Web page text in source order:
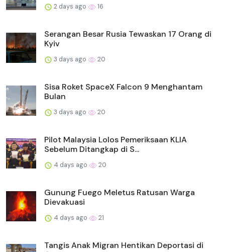
2 days ago 16
Serangan Besar Rusia Tewaskan 17 Orang di
Kyiv
3 days ago 20
Sisa Roket SpaceX Falcon 9 Menghantam
Bulan
3 days ago 20
Pilot Malaysia Lolos Pemeriksaan KLIA
Sebelum Ditangkap di S...
4 days ago 20
Gunung Fuego Meletus Ratusan Warga
Dievakuasi
4 days ago 21
Tangis Anak Migran Hentikan Deportasi di